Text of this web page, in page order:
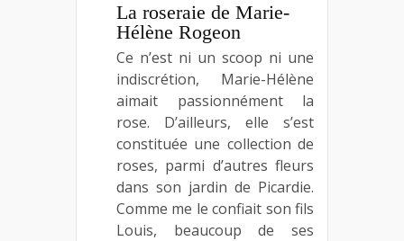
La roseraie de Marie-
Hélène Rogeon
Ce n’est ni un scoop ni une
indiscrétion, Marie-Hélène
aimait passionnément la
rose. D’ailleurs, elle s’est
constituée une collection de
roses, parmi d’autres fleurs
dans son jardin de Picardie.
Comme me le confiait son fils
Louis, beaucoup de ses